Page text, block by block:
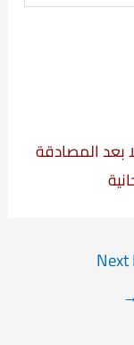
بعد المصادقة